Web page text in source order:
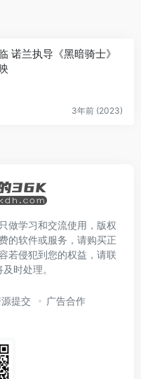
诺兰执导《黑暗骑士》
3年前 (2023)
做学习和交流使用，版权
的软件或服务，请购买正
若侵犯到您的权益，请联
时处理。
提交 广告合作